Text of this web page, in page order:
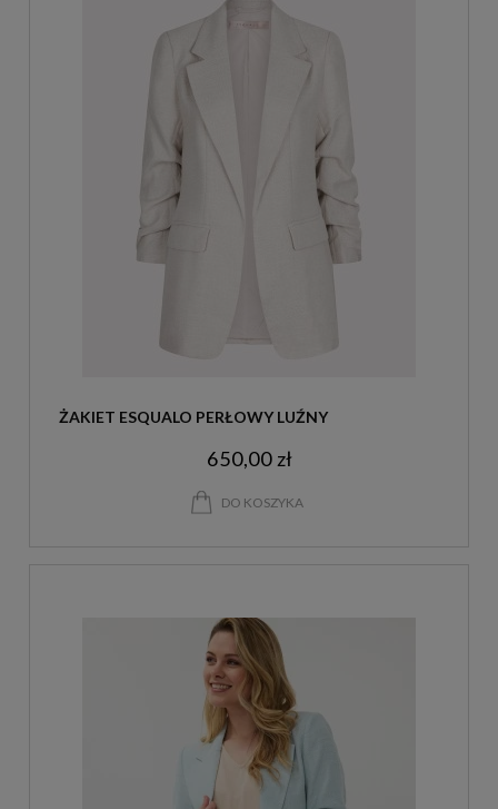
ŻAKIET ESQUALO PERŁOWY LUŹNY
650,00 zł
DO KOSZYKA